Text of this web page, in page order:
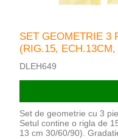
SET GEOMETRIE 3
(RIG.15, ECH.13CM,
DLEH649
Set de geometrie cu 3
Setul contine o rigla de
13 cm 30/60/90).